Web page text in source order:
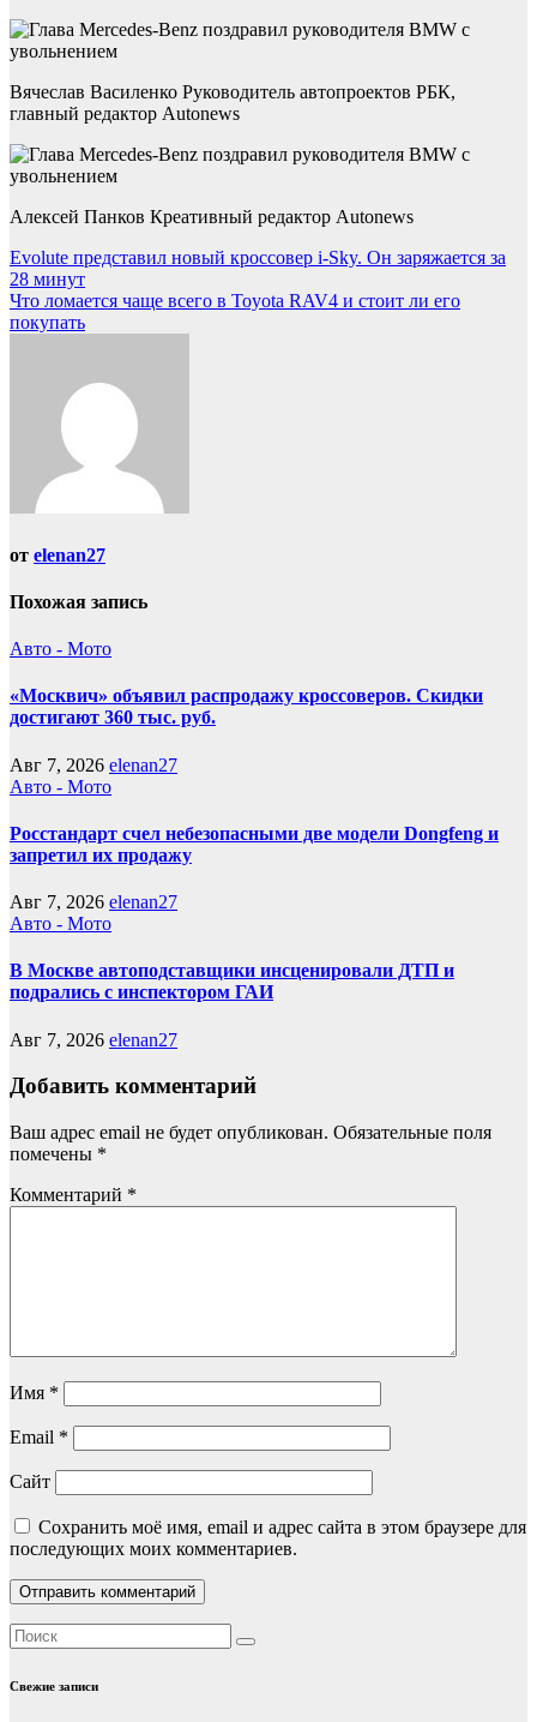
Вячеслав Василенко Руководитель автопроектов РБК,
главный редактор Autonews
Алексей Панков Креативный редактор Autonews
Навигация
по
записям
Evolute представил новый кроссовер i-Sky. Он заряжается за
28 минут
Что ломается чаще всего в Toyota RAV4 и стоит ли его
покупать
от elenan27
Похожая запись
Авто - Мото
«Москвич» объявил распродажу кроссоверов. Скидки
достигают 360 тыс. руб.
Авг 7, 2026 elenan27
Авто - Мото
Росстандарт счел небезопасными две модели Dongfeng и
запретил их продажу
Авг 7, 2026 elenan27
Авто - Мото
В Москве автоподставщики инсценировали ДТП и
подрались с инспектором ГАИ
Авг 7, 2026 elenan27
Добавить комментарий
Ваш адрес email не будет опубликован. Обязательные поля
помечены *
Комментарий *
Имя *
Email *
Сайт
Сохранить моё имя, email и адрес сайта в этом браузере для
последующих моих комментариев.
Свежие записи